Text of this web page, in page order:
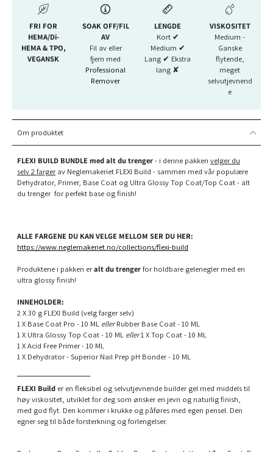
FRI FOR
HEMA/Di-
HEMA & TPO,
VEGANSK
SOAK OFF/FIL
AV
Fil av eller
fjern med
Professional
Remover
LENGDE
Kort ✔︎
Medium ✔︎
Lang ✔︎ Ekstra
lang ✘
VISKOSITET
Medium -
Ganske
flytende,
meget
selvutjevnend
e
Om produktet
FLEXI BUILD BUNDLE med alt du trenger- i denne pakken velger du
selv2 fargerav Neglemakeriet FLEXI Build - sammen med vår populære
Dehydrator, Primer, Base Coat og Ultra Glossy Top Coat/Top Coat - alt
du trenger for perfekt base og finish!
ALLE FARGENE DU KAN VELGE MELLOM SER DU HER:
https://www.neglemakeriet.no/collections/flexi-build
Produktene i pakken eralt du trengerfor holdbare gelenegler med en
ultra glossy finish!
INNEHOLDER:
2 X 30 g FLEXI Build (velg farger selv)
1 X Base Coat Pro - 10 ML ellerRubber Base Coat - 10 ML
1 X Ultra Glossy Top Coat - 10 ML eller1 X Top Coat - 10 ML
1 X Acid Free Primer - 10 ML
1 X Dehydrator - Superior Nail Prep pH Bonder - 10 ML
FLEXI Build er en fleksibel og selvutjevnende builder gel med middels til
høy viskositet, utviklet for deg som ønsker en jevn og naturlig finish,
med god flyt. Den kommer i krukke og påføres med egen pensel. Den
egner seg til både forsterkning og forlengelser.